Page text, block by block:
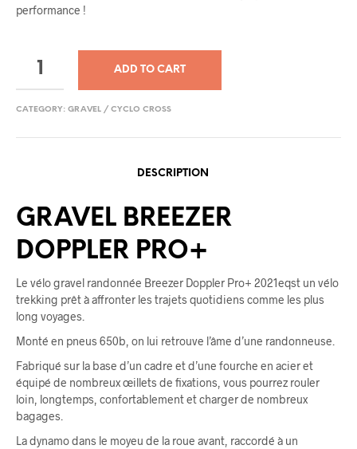
performance !
ADD TO CART
CATEGORY: GRAVEL / CYCLO CROSS
DESCRIPTION
GRAVEL BREEZER
DOPPLER PRO+
Le vélo gravel randonnée Breezer Doppler Pro+ 2021eqst un vélo
trekking prêt à affronter les trajets quotidiens comme les plus
long voyages.
Monté en pneus 650b, on lui retrouve l’âme d’une randonneuse.
Fabriqué sur la base d’un cadre et d’une fourche en acier et
équipé de nombreux œillets de fixations, vous pourrez rouler
loin, longtemps, confortablement et charger de nombreux
bagages.
La dynamo dans le moyeu de la roue avant, raccordé à un